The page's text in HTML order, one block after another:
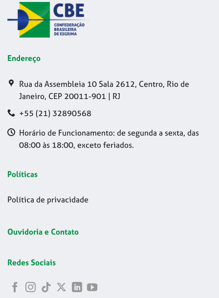
Endereço
Rua da Assembleia 10 Sala 2612, Centro, Rio de
Janeiro, CEP 20011-901 | RJ
+55 (21) 32890568
Horário de Funcionamento: de segunda a sexta, das
08:00 às 18:00, exceto feriados.
Políticas
Política de privacidade
Ouvidoria e Contato
Redes Sociais